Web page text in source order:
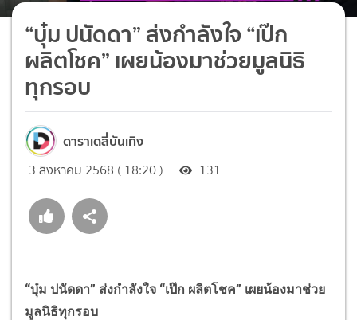
“บุ๋ม ปนัดดา” ส่งกำลังใจ “เป๊ก
ผลิตโชค” เผยน้องมาช่วยมูลนิธิ
ทุกรอบ
ดาราเดลี่บันเทิง
3 สิงหาคม 2568 ( 18:20 ) 131
“บุ๋ม ปนัดดา” ส่งกำลังใจ “เป๊ก ผลิตโชค” เผยน้องมาช่วย
มูลนิธิทุกรอบ